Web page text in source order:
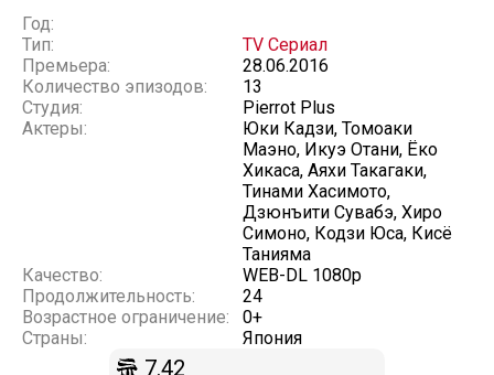
Год:
Тип:
TV Сериал
Премьера:
28.06.2016
Количество эпизодов:
13
Студия:
Pierrot Plus
Актеры:
Юки Кадзи, Томоаки
Маэно, Икуэ Отани, Ёко
Хикаса, Аяхи Такагаки,
Тинами Хасимото,
Дзюнъити Сувабэ, Хиро
Симоно, Кодзи Юса, Кисё
Танияма
Качество:
WEB-DL 1080p
Продолжительность:
24
Возрастное ограничение:
0+
Страны:
Япония
7.42